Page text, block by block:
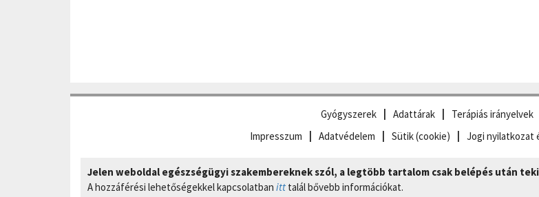
Gyógyszerek Adattárak Terápiás irányelvek
Impresszum
Adatvédelem Sütik (cookie) Jogi nyilatkozat
Jelen weboldal egészségügyi szakembereknek szól, a legtöbb tartalom csak belépés után
A hozzáférési lehetőségekkel kapcsolatban itt talál bővebb információkat.